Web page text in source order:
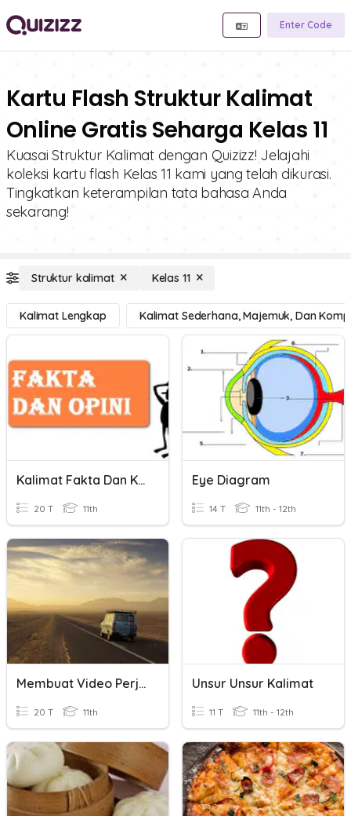
Enter Code
Kartu Flash Struktur Kalimat
Online Gratis Seharga Kelas 11
Kuasai Struktur Kalimat dengan Quizizz! Jelajahi
koleksi kartu flash Kelas 11 kami yang telah dikurasi.
Tingkatkan keterampilan tata bahasa Anda
sekarang!
Struktur kalimat Kelas 11
Kalimat Lengkap Kalimat Sederhana, Majemuk, Dan
Kalimat Fakta Dan Kalimat Opini
20 T 11th
Eye Diagram
14 T 11th - 12th
Membuat Video Perjalanan
20 T 11th
Unsur Unsur Kalimat
11 T 11th - 12th